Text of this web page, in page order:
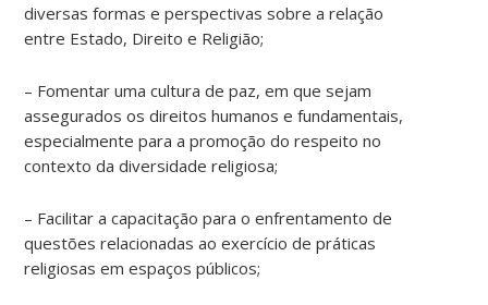
diversas formas e perspectivas sobre a relação
entre Estado, Direito e Religião;
– Fomentar uma cultura de paz, em que sejam
assegurados os direitos humanos e fundamentais,
especialmente para a promoção do respeito no
contexto da diversidade religiosa;
– Facilitar a capacitação para o enfrentamento de
questões relacionadas ao exercício de práticas
religiosas em espaços públicos;